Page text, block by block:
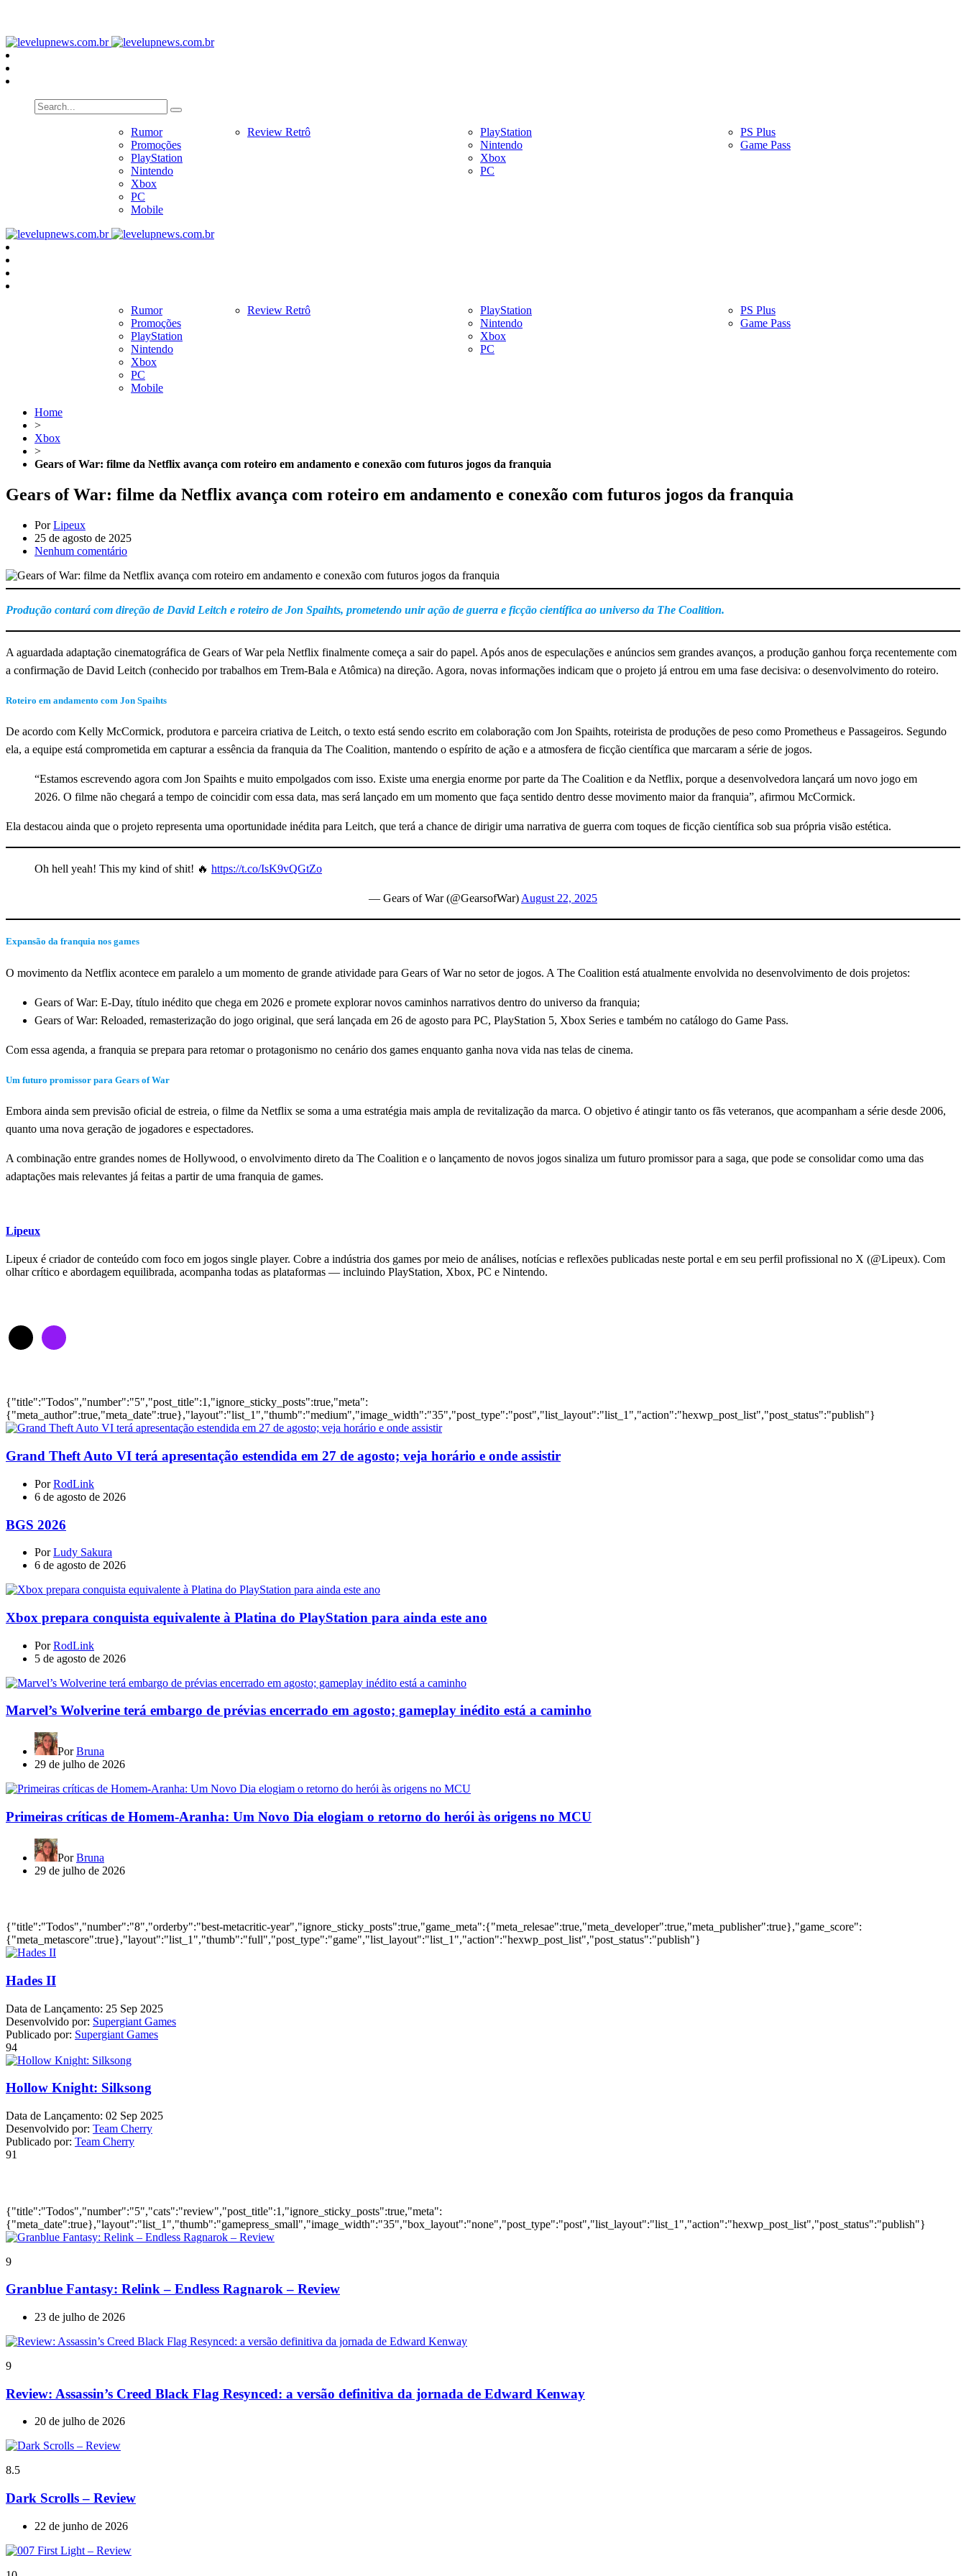
Rumor
Promoções
PlayStation
Nintendo
Xbox
PC
Mobile
Review Retrô
PlayStation
Nintendo
Xbox
PC
PS Plus
Game Pass
Rumor
Promoções
PlayStation
Nintendo
Xbox
PC
Mobile
Review Retrô
PlayStation
Nintendo
Xbox
PC
PS Plus
Game Pass
Home
>
Xbox
>
Gears of War: filme da Netflix avança com roteiro em andamento e conexão com futuros jogos da franquia
Gears of War: filme da Netflix avança com roteiro em andamento e conexão com futuros jogos da franquia
PorLipeux
25 de agosto de 2025
Nenhum comentário
Produção contará com direção de David Leitch e roteiro de Jon Spaihts, prometendo unir ação de guerra e ficção científica ao universo da The Coalition.
A aguardada adaptação cinematográfica de Gears of War pela Netflix finalmente começa a sair do papel. Após anos de especulações e anúncios sem grandes avanços, a produção ganhou força recentemente com
a confirmação de David Leitch (conhecido por trabalhos em Trem-Bala e Atômica) na direção. Agora, novas informações indicam que o projeto já entrou em uma fase decisiva: o desenvolvimento do roteiro.
Roteiro em andamento com Jon Spaihts
De acordo com Kelly McCormick, produtora e parceira criativa de Leitch, o texto está sendo escrito em colaboração com Jon Spaihts, roteirista de produções de peso como Prometheus e Passageiros. Segundo
ela, a equipe está comprometida em capturar a essência da franquia da The Coalition, mantendo o espírito de ação e a atmosfera de ficção científica que marcaram a série de jogos.
“Estamos escrevendo agora com Jon Spaihts e muito empolgados com isso. Existe uma energia enorme por parte da The Coalition e da Netflix, porque a desenvolvedora lançará um novo jogo em
2026. O filme não chegará a tempo de coincidir com essa data, mas será lançado em um momento que faça sentido dentro desse movimento maior da franquia”, afirmou McCormick.
Ela destacou ainda que o projeto representa uma oportunidade inédita para Leitch, que terá a chance de dirigir uma narrativa de guerra com toques de ficção científica sob sua própria visão estética.
Oh hell yeah! This my kind of shit! 🔥 https://t.co/IsK9vQGtZo
— Gears of War (@GearsofWar) August 22, 2025
Expansão da franquia nos games
O movimento da Netflix acontece em paralelo a um momento de grande atividade para Gears of War no setor de jogos. A The Coalition está atualmente envolvida no desenvolvimento de dois projetos:
Gears of War: E-Day, título inédito que chega em 2026 e promete explorar novos caminhos narrativos dentro do universo da franquia;
Gears of War: Reloaded, remasterização do jogo original, que será lançada em 26 de agosto para PC, PlayStation 5, Xbox Series e também no catálogo do Game Pass.
Com essa agenda, a franquia se prepara para retomar o protagonismo no cenário dos games enquanto ganha nova vida nas telas de cinema.
Um futuro promissor para Gears of War
Embora ainda sem previsão oficial de estreia, o filme da Netflix se soma a uma estratégia mais ampla de revitalização da marca. O objetivo é atingir tanto os fãs veteranos, que acompanham a série desde 2006,
quanto uma nova geração de jogadores e espectadores.
A combinação entre grandes nomes de Hollywood, o envolvimento direto da The Coalition e o lançamento de novos jogos sinaliza um futuro promissor para a saga, que pode se consolidar como uma das
adaptações mais relevantes já feitas a partir de uma franquia de games.
Lipeux
Lipeux é criador de conteúdo com foco em jogos single player. Cobre a indústria dos games por meio de análises, notícias e reflexões publicadas neste portal e em seu perfil profissional no X (@Lipeux). Com
olhar crítico e abordagem equilibrada, acompanha todas as plataformas — incluindo PlayStation, Xbox, PC e Nintendo.
{"title":"Todos","number":"5","post_title":1,"ignore_sticky_posts":true,"meta":
{"meta_author":true,"meta_date":true},"layout":"list_1","thumb":"medium","image_width":"35","post_type":"post","list_layout":"list_1","action":"hexwp_post_list","post_status":"publish"}
Grand Theft Auto VI terá apresentação estendida em 27 de agosto; veja horário e onde assistir
PorRodLink
6 de agosto de 2026
BGS 2026
PorLudy Sakura
6 de agosto de 2026
Xbox prepara conquista equivalente à Platina do PlayStation para ainda este ano
PorRodLink
5 de agosto de 2026
Marvel’s Wolverine terá embargo de prévias encerrado em agosto; gameplay inédito está a caminho
PorBruna
29 de julho de 2026
Primeiras críticas de Homem-Aranha: Um Novo Dia elogiam o retorno do herói às origens no MCU
PorBruna
29 de julho de 2026
{"title":"Todos","number":"8","orderby":"best-metacritic-year","ignore_sticky_posts":true,"game_meta":{"meta_relesae":true,"meta_developer":true,"meta_publisher":true},"game_score":
{"meta_metascore":true},"layout":"list_1","thumb":"full","post_type":"game","list_layout":"list_1","action":"hexwp_post_list","post_status":"publish"}
Hades II
Data de Lançamento: 25 Sep 2025
Desenvolvido por: Supergiant Games
Publicado por: Supergiant Games
94
Hollow Knight: Silksong
Data de Lançamento: 02 Sep 2025
Desenvolvido por: Team Cherry
Publicado por: Team Cherry
91
{"title":"Todos","number":"5","cats":"review","post_title":1,"ignore_sticky_posts":true,"meta":
{"meta_date":true},"layout":"list_1","thumb":"gamepress_small","image_width":"35","box_layout":"none","post_type":"post","list_layout":"list_1","action":"hexwp_post_list","post_status":"publish"}
9
Granblue Fantasy: Relink – Endless Ragnarok – Review
23 de julho de 2026
9
Review: Assassin’s Creed Black Flag Resynced: a versão definitiva da jornada de Edward Kenway
20 de julho de 2026
8.5
Dark Scrolls – Review
22 de junho de 2026